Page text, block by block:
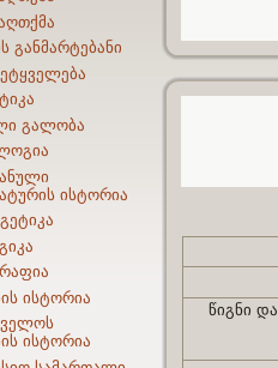
განმარტებანი
გალობა
ისტორია
ისტორია
ისტორია
წიგნი